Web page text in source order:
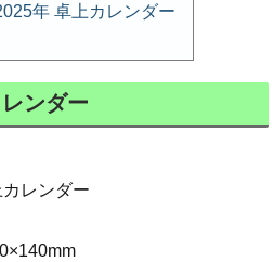
年 卓上カレンダー
ンダー
レンダー